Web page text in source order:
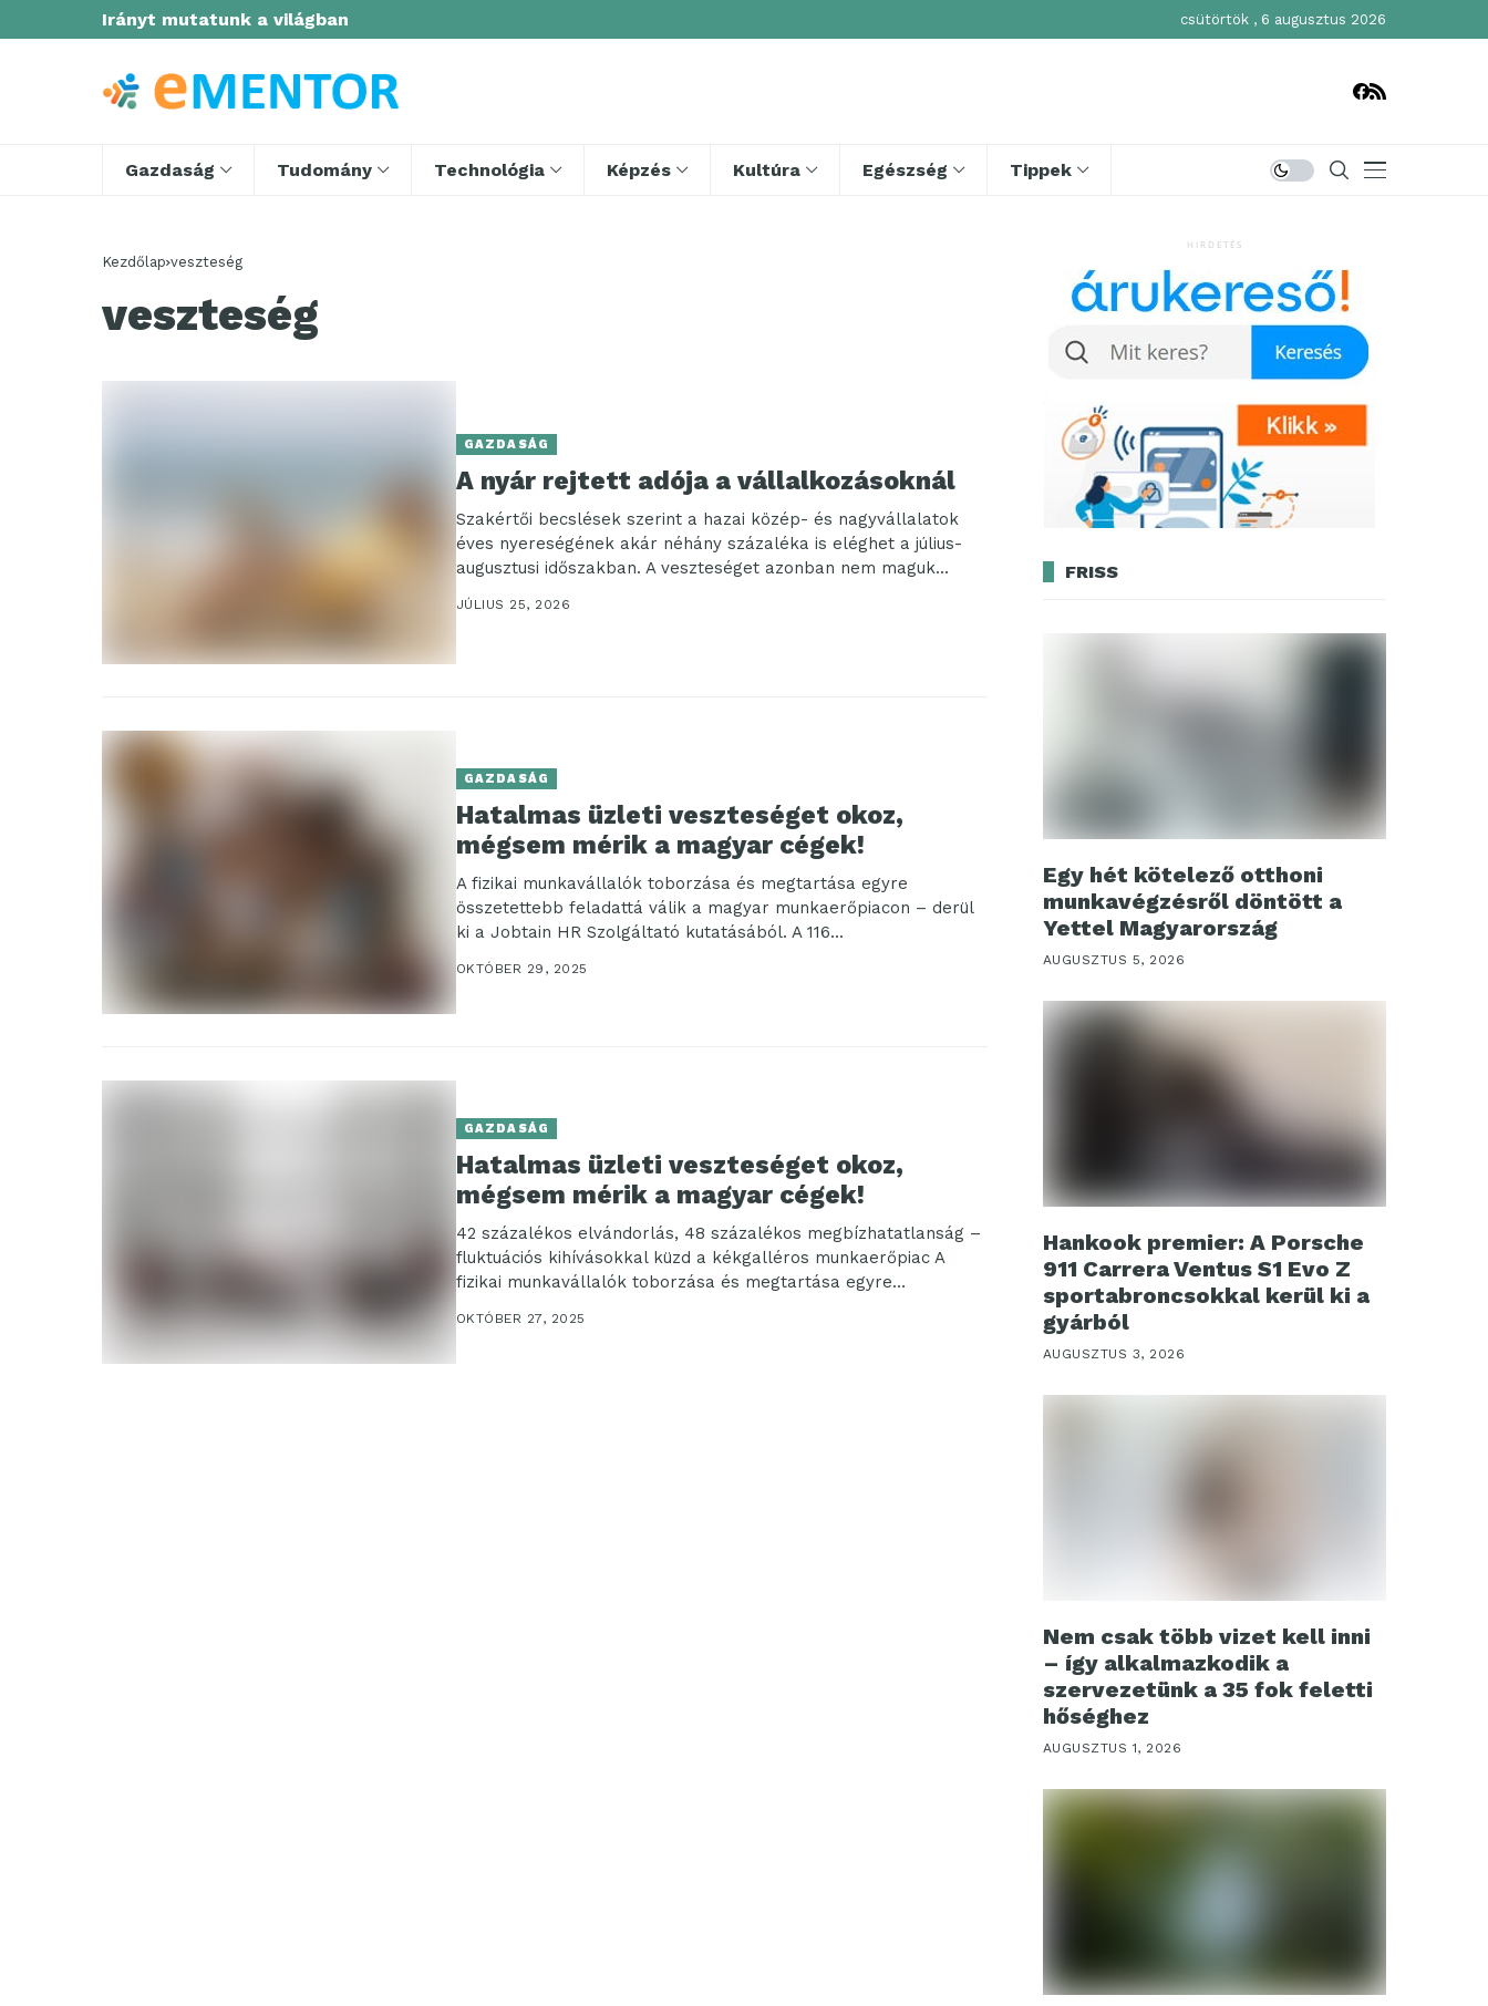
Irányt mutatunk a világban csütörtök , 6 augusztus 2026
Gazdaság Tudomány Technológia Képzés Kultúra Egészség Tippek
Kezdőlap veszteség
veszteség
GAZDASÁG
A nyár rejtett adója a vállalkozásoknál
Szakértői becslések szerint a hazai közép- és nagyvállalatok
éves nyereségének akár néhány százaléka is eléghet a július-
augusztusi időszakban. A veszteséget azonban nem maguk...
JÚLIUS 25, 2026
GAZDASÁG
Hatalmas üzleti veszteséget okoz,
mégsem mérik a magyar cégek!
A fizikai munkavállalók toborzása és megtartása egyre
összetettebb feladattá válik a magyar munkaerőpiacon – derül
ki a Jobtain HR Szolgáltató kutatásából. A 116...
OKTÓBER 29, 2025
GAZDASÁG
Hatalmas üzleti veszteséget okoz,
mégsem mérik a magyar cégek!
42 százalékos elvándorlás, 48 százalékos megbízhatatlanság –
fluktuációs kihívásokkal küzd a kékgalléros munkaerőpiac A
fizikai munkavállalók toborzása és megtartása egyre
összetettebb feladattá válik...
OKTÓBER 27, 2025
HIRDETÉS
FRISS
Egy hét kötelező otthoni
munkavégzésről döntött a
Yettel Magyarország
AUGUSZTUS 5, 2026
Hankook premier: A Porsche
911 Carrera Ventus S1 Evo Z
sportabroncsokkal kerül ki a
gyárból
AUGUSZTUS 3, 2026
Nem csak több vizet kell inni
– így alkalmazkodik a
szervezetünk a 35 fok feletti
hőséghez
AUGUSZTUS 1, 2026